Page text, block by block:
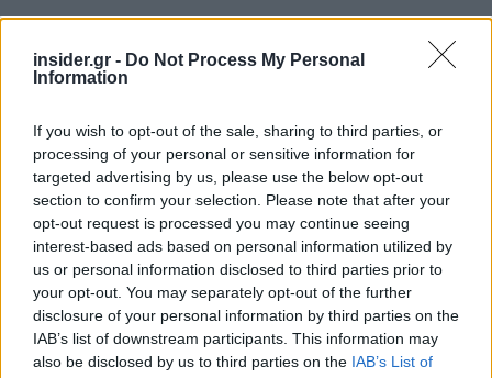
insider.gr - Do Not Process My Personal
Information
If you wish to opt-out of the sale, sharing to third parties, or
processing of your personal or sensitive information for
targeted advertising by us, please use the below opt-out
section to confirm your selection. Please note that after your
opt-out request is processed you may continue seeing
interest-based ads based on personal information utilized by
us or personal information disclosed to third parties prior to
your opt-out. You may separately opt-out of the further
disclosure of your personal information by third parties on the
IAB’s list of downstream participants. This information may
also be disclosed by us to third parties on the IAB’s List of